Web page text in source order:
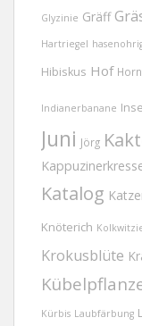
Glyzinie Gräff
Hartriegel
Hibiskus Hof
Indianerbanane
Juni Jörg
Katalog
Knöterich
Krokusblüte
Kürbis Laubfärbung